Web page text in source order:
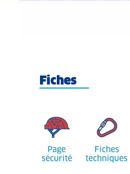
Fiches
Page
sécurité
Fiches
techniques